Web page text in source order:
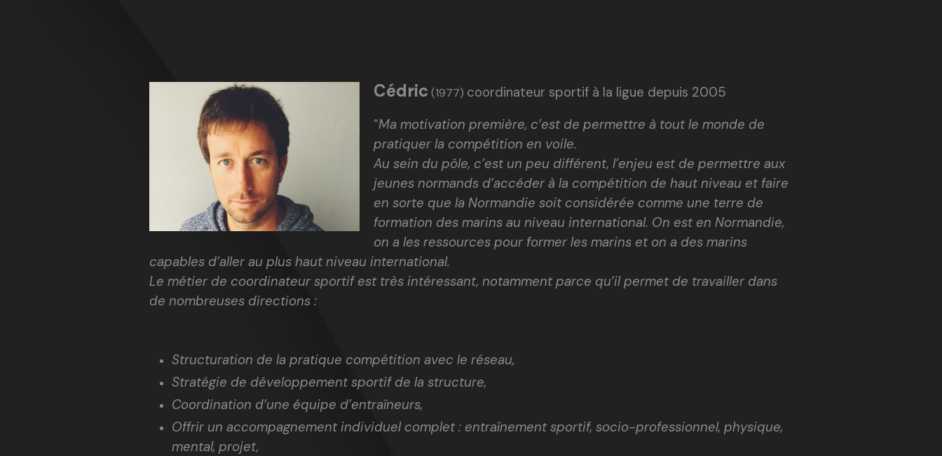
Cédric (1977) coordinateur sportif à la ligue depuis 2005
“Ma motivation première, c’est de permettre à tout le monde de
pratiquer la compétition en voile.
Au sein du pôle, c’est un peu différent, l’enjeu est de permettre aux
jeunes normands d’accéder à la compétition de haut niveau et faire
en sorte que la Normandie soit considérée comme une terre de
formation des marins au niveau international. On est en Normandie,
on a les ressources pour former les marins et on a des marins
capables d’aller au plus haut niveau international.
Le métier de coordinateur sportif est très intéressant, notamment parce qu’il permet de travailler dans
de nombreuses directions :
Structuration de la pratique compétition avec le réseau,
Stratégie de développement sportif de la structure,
Coordination d’une équipe d’entraîneurs,
Offrir un accompagnement individuel complet : entraînement sportif, socio-professionnel, physique,
mental, projet,